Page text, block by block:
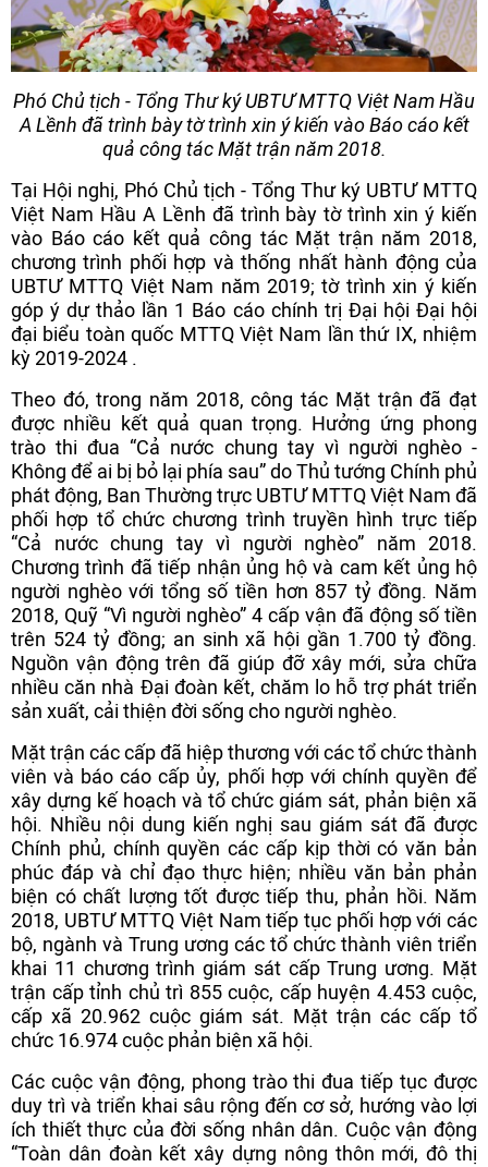
Phó Chủ tịch - Tổng Thư ký UBTƯ MTTQ Việt Nam Hầu
A Lềnh đã trình bày tờ trình xin ý kiến vào Báo cáo kết
quả công tác Mặt trận năm 2018.
Tại Hội nghị, Phó Chủ tịch - Tổng Thư ký UBTƯ MTTQ
Việt Nam Hầu A Lềnh đã trình bày tờ trình xin ý kiến
vào Báo cáo kết quả công tác Mặt trận năm 2018,
chương trình phối hợp và thống nhất hành động của
UBTƯ MTTQ Việt Nam năm 2019; tờ trình xin ý kiến
góp ý dự thảo lần 1 Báo cáo chính trị Đại hội Đại hội
đại biểu toàn quốc MTTQ Việt Nam lần thứ IX, nhiệm
kỳ 2019-2024 .
Theo đó, trong năm 2018, công tác Mặt trận đã đạt
được nhiều kết quả quan trọng. Hưởng ứng phong
trào thi đua “Cả nước chung tay vì người nghèo -
Không để ai bị bỏ lại phía sau” do Thủ tướng Chính phủ
phát động, Ban Thường trực UBTƯ MTTQ Việt Nam đã
phối hợp tổ chức chương trình truyền hình trực tiếp
“Cả nước chung tay vì người nghèo” năm 2018.
Chương trình đã tiếp nhận ủng hộ và cam kết ủng hộ
người nghèo với tổng số tiền hơn 857 tỷ đồng. Năm
2018, Quỹ “Vì người nghèo” 4 cấp vận đã động số tiền
trên 524 tỷ đồng; an sinh xã hội gần 1.700 tỷ đồng.
Nguồn vận động trên đã giúp đỡ xây mới, sửa chữa
nhiều căn nhà Đại đoàn kết, chăm lo hỗ trợ phát triển
sản xuất, cải thiện đời sống cho người nghèo.
Mặt trận các cấp đã hiệp thương với các tổ chức thành
viên và báo cáo cấp ủy, phối hợp với chính quyền để
xây dựng kế hoạch và tổ chức giám sát, phản biện xã
hội. Nhiều nội dung kiến nghị sau giám sát đã được
Chính phủ, chính quyền các cấp kịp thời có văn bản
phúc đáp và chỉ đạo thực hiện; nhiều văn bản phản
biện có chất lượng tốt được tiếp thu, phản hồi. Năm
2018, UBTƯ MTTQ Việt Nam tiếp tục phối hợp với các
bộ, ngành và Trung ương các tổ chức thành viên triển
khai 11 chương trình giám sát cấp Trung ương. Mặt
trận cấp tỉnh chủ trì 855 cuộc, cấp huyện 4.453 cuộc,
cấp xã 20.962 cuộc giám sát. Mặt trận các cấp tổ
chức 16.974 cuộc phản biện xã hội.
Các cuộc vận động, phong trào thi đua tiếp tục được
duy trì và triển khai sâu rộng đến cơ sở, hướng vào lợi
ích thiết thực của đời sống nhân dân. Cuộc vận động
“Toàn dân đoàn kết xây dựng nông thôn mới, đô thị